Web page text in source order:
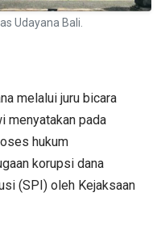
Udayana Bali.
melalui juru bicara
menyatakan pada
hukum
korupsi dana
(SPI) oleh Kejaksaan